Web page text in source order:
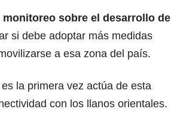
sobre el desarrollo de
si debe adoptar más medidas
a esa zona del país.
la primera vez actúa de esta
con los llanos orientales.